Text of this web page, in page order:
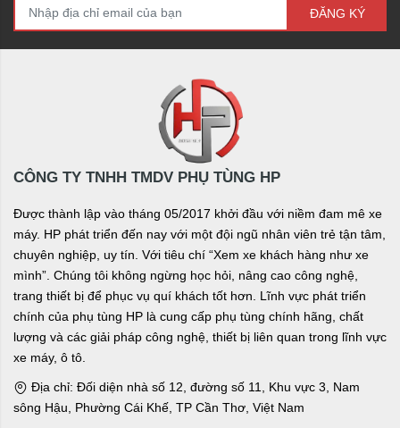
ĐĂNG KÝ
CÔNG TY TNHH TMDV PHỤ TÙNG HP
Được thành lập vào tháng 05/2017 khởi đầu với niềm đam mê xe
máy. HP phát triển đến nay với một đội ngũ nhân viên trẻ tận tâm,
chuyên nghiệp, uy tín. Với tiêu chí “Xem xe khách hàng như xe
mình”. Chúng tôi không ngừng học hỏi, nâng cao công nghệ,
trang thiết bị để phục vụ quí khách tốt hơn. Lĩnh vực phát triển
chính của phụ tùng HP là cung cấp phụ tùng chính hãng, chất
lượng và các giải pháp công nghệ, thiết bị liên quan trong lĩnh vực
xe máy, ô tô.
Địa chỉ: Đối diện nhà số 12, đường số 11, Khu vực 3, Nam
sông Hậu, Phường Cái Khế, TP Cần Thơ, Việt Nam